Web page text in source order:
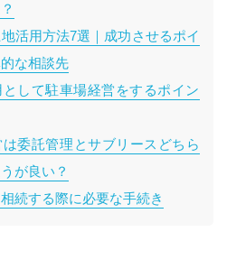
地活用方法7選｜成功させるポイ
な相談先
として駐車場経営をするポイン
は委託管理とサブリースどちら
が良い？
相続する際に必要な手続き